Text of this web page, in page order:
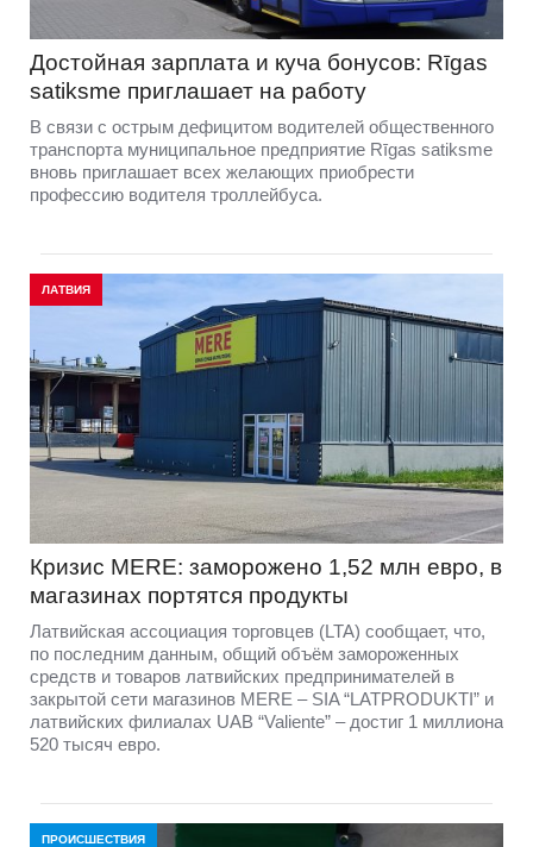
Достойная зарплата и куча бонусов: Rīgas
satiksme приглашает на работу
В связи с острым дефицитом водителей общественного
транспорта муниципальное предприятие Rīgas satiksme
вновь приглашает всех желающих приобрести
профессию водителя троллейбуса.
ЛАТВИЯ
Кризис MERE: заморожено 1,52 млн евро, в
магазинах портятся продукты
Латвийская ассоциация торговцев (LTA) сообщает, что,
по последним данным, общий объём замороженных
средств и товаров латвийских предпринимателей в
закрытой сети магазинов MERE – SIA “LATPRODUKTI” и
латвийских филиалах UAB “Valiente” – достиг 1 миллиона
520 тысяч евро.
ПРОИСШЕСТВИЯ